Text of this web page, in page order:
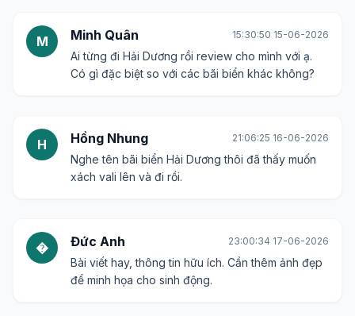
M Minh Quân 15:30:50 15-06-2026
Ai từng đi Hải Dương rồi review cho mình với ạ.
Có gì đặc biệt so với các bãi biển khác không?
H Hồng Nhung 21:06:25 16-06-2026
Nghe tên bãi biển Hải Dương thôi đã thấy muốn
xách vali lên và đi rồi.
� Đức Anh 23:00:34 17-06-2026
Bài viết hay, thông tin hữu ích. Cần thêm ảnh đẹp
để minh họa cho sinh động.